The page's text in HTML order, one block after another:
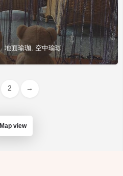
地面瑜珈, 空中瑜珈
2 →
Map view